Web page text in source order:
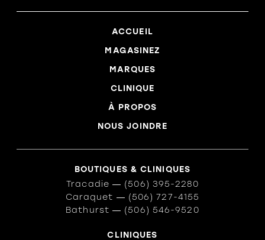
ACCUEIL
MAGASINEZ
MARQUES
CLINIQUE
À PROPOS
NOUS JOINDRE
BOUTIQUES & CLINIQUES
Tracadie ― (506) 395-2280
Caraquet ― (506) 727-4155
Bathurst ― (506) 546-9520
CLINIQUES